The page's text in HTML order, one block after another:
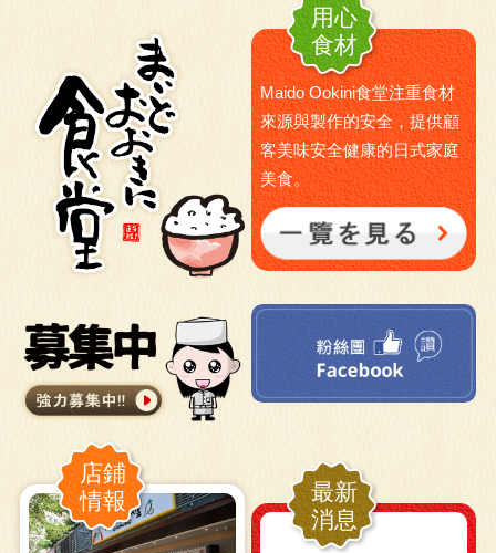
用心
食材
Maido Ookini食堂注重食材
來源與製作的安全，提供顧
客美味安全健康的日式家庭
美食。
店鋪
情報
最新
消息